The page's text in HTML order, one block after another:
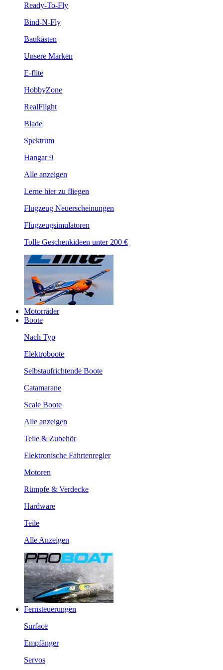
Ready-To-Fly
Bind-N-Fly
Baukästen
Unsere Marken
E-flite
HobbyZone
RealFlight
Blade
Spektrum
Hangar 9
Alle anzeigen
Lerne hier zu fliegen
Flugzeug Neuerscheinungen
Flugzeugsimulatoren
Tolle Geschenkideen unter 200 €
Motorräder
Boote
Nach Typ
Elektroboote
Selbstaufrichtende Boote
Catamarane
Scale Boote
Alle anzeigen
Teile & Zubehör
Elektronische Fahrtenregler
Motoren
Rümpfe & Verdecke
Hardware
Teile
Alle Anzeigen
Fernsteuerungen
Surface
Empfänger
Servos